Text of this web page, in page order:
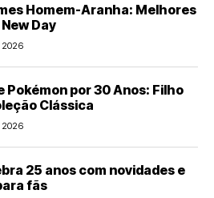
Homem-Aranha: Melhores
Day
2026
Pokémon por 30 Anos: Filho
Clássica
2026
25 anos com novidades e
fãs